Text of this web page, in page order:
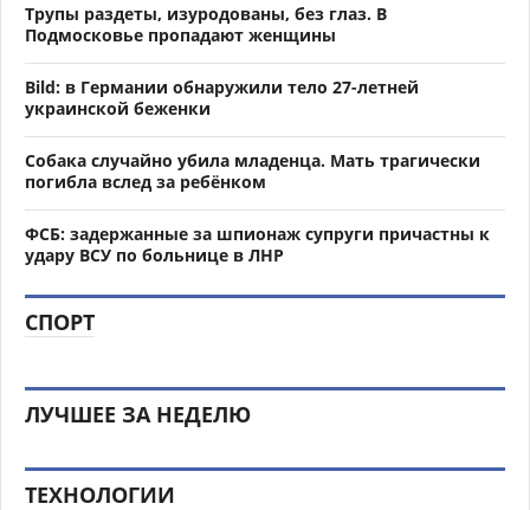
Трупы раздеты, изуродованы, без глаз. В
Подмосковье пропадают женщины
Bild: в Германии обнаружили тело 27-летней
украинской беженки
Собака случайно убила младенца. Мать трагически
погибла вслед за ребёнком
ФСБ: задержанные за шпионаж супруги причастны к
удару ВСУ по больнице в ЛНР
СПОРТ
ЛУЧШЕЕ ЗА НЕДЕЛЮ
ТЕХНОЛОГИИ